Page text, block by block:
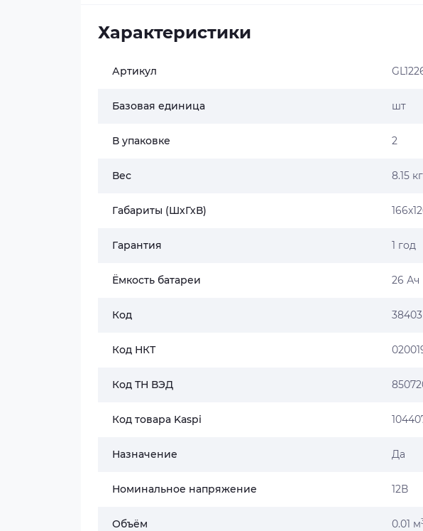
Характеристики
Артикул
Базовая единица шт
В упаковке 2
Вес 8.15 кг
Габариты (ШхГхВ)
Гарантия 1 год
Ёмкость батареи 26 Ач
Код 38403
Код НКТ
Код ТН ВЭД
Код товара Kaspi
Назначение Да
Номинальное напряжение 12В
Объём 0.01 м